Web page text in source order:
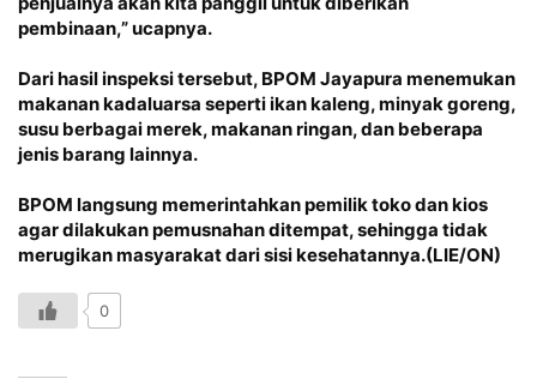
pembinaan,” ucapnya.
Dari hasil inspeksi tersebut, BPOM Jayapura menemukan
makanan kadaluarsa seperti ikan kaleng, minyak goreng,
susu berbagai merek, makanan ringan, dan beberapa
jenis barang lainnya.
BPOM langsung memerintahkan pemilik toko dan kios
agar dilakukan pemusnahan ditempat, sehingga tidak
merugikan masyarakat dari sisi kesehatannya.(LIE/ON)
0